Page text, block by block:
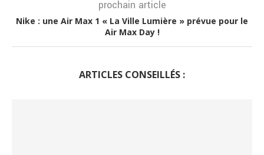
prochain article
Nike : une Air Max 1 « La Ville Lumière » prévue pour le
Air Max Day !
ARTICLES CONSEILLÉS :